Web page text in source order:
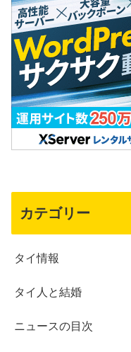
カテゴリー
タイ情報
タイ人と結婚
ニュースの目次